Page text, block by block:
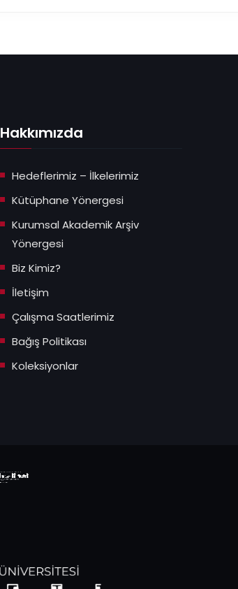
Hakkımızda
Hedeflerimiz – İlkelerimiz
Kütüphane Yönergesi
Kurumsal Akademik Arşiv
Yönergesi
Biz Kimiz?
İletişim
Çalışma Saatlerimiz
Bağış Politikası
Koleksiyonlar